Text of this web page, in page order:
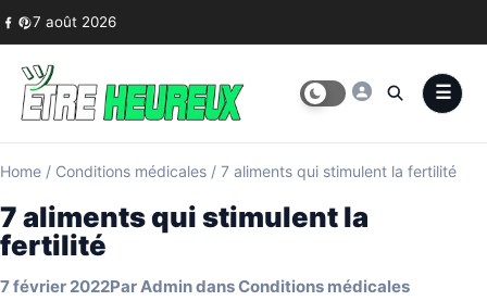
Skip to content
7 août 2026
Home / Conditions médicales / 7 aliments qui stimulent la fertilité
7 aliments qui stimulent la
fertilité
7 février 2022ParAdmindansConditions médicales